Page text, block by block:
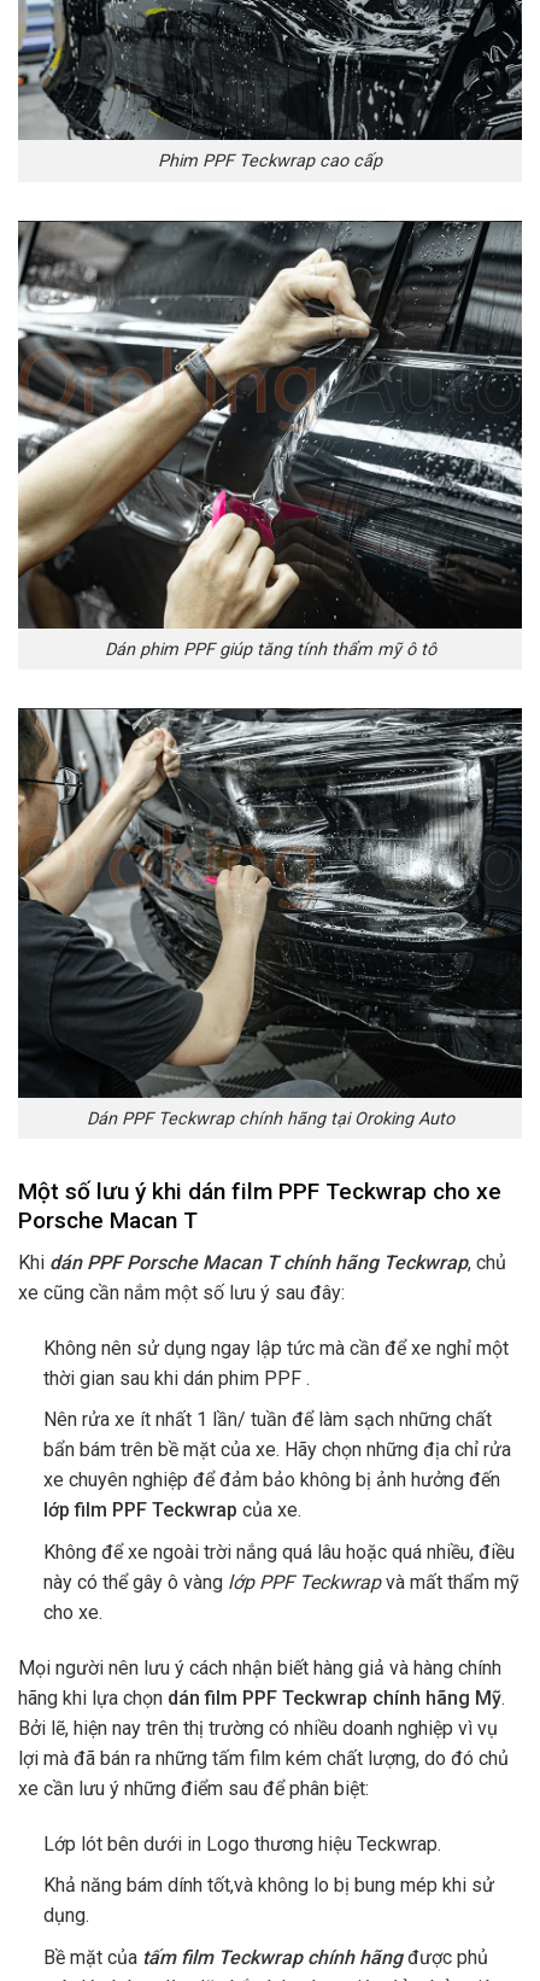
Phim PPF Teckwrap cao cấp
Dán phim PPF giúp tăng tính thẩm mỹ ô tô
Dán PPF Teckwrap chính hãng tại Oroking Auto
Một số lưu ý khi dán film PPF Teckwrap cho xe
Porsche Macan T
Khi dán PPF Porsche Macan T chính hãng Teckwrap, chủ
xe cũng cần nắm một số lưu ý sau đây:
Không nên sử dụng ngay lập tức mà cần để xe nghỉ một
thời gian sau khi dán phim PPF .
Nên rửa xe ít nhất 1 lần/ tuần để làm sạch những chất
bẩn bám trên bề mặt của xe. Hãy chọn những địa chỉ rửa
xe chuyên nghiệp để đảm bảo không bị ảnh hưởng đến
lớp film PPF Teckwrap của xe.
Không để xe ngoài trời nắng quá lâu hoặc quá nhiều, điều
này có thể gây ô vàng lớp PPF Teckwrapvà mất thẩm mỹ
cho xe.
Mọi người nên lưu ý cách nhận biết hàng giả và hàng chính
hãng khi lựa chọn dán film PPF Teckwrap chính hãng Mỹ.
Bởi lẽ, hiện nay trên thị trường có nhiều doanh nghiệp vì vụ
lợi mà đã bán ra những tấm film kém chất lượng, do đó chủ
xe cần lưu ý những điểm sau để phân biệt:
Lớp lót bên dưới in Logo thương hiệu Teckwrap.
Khả năng bám dính tốt,và không lo bị bung mép khi sử
dụng.
Bề mặt của tấm film Teckwrap chính hãngđược phủ